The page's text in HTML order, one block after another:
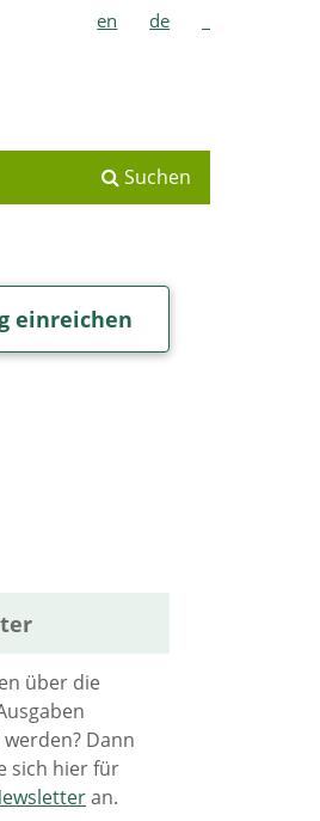
Suchen
en de
einreichen
über die
Dann
sich hier für
an.